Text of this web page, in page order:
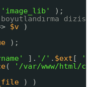
'image_lib'
);
dizisine
$v
)
);
]. '/' . $ext [
(
'/var/www/html/
) )